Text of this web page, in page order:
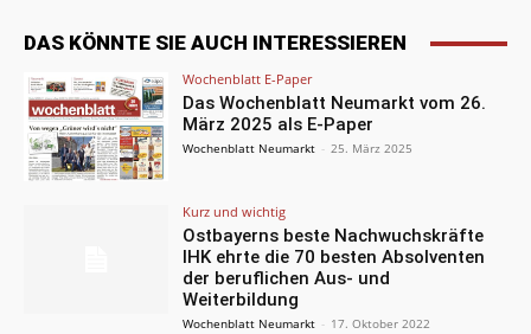
DAS KÖNNTE SIE AUCH INTERESSIEREN
Wochenblatt E-Paper
Das Wochenblatt Neumarkt vom 26.
März 2025 als E-Paper
Wochenblatt Neumarkt - 25. März 2025
Kurz und wichtig
Ostbayerns beste Nachwuchskräfte
IHK ehrte die 70 besten Absolventen
der beruflichen Aus- und
Weiterbildung
Wochenblatt Neumarkt - 17. Oktober 2022